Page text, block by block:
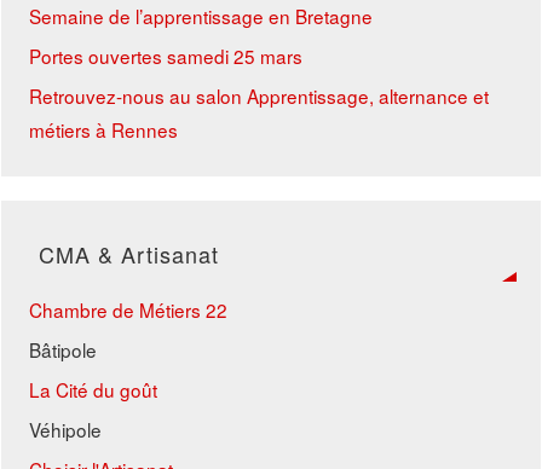
Semaine de l’apprentissage en Bretagne
Portes ouvertes samedi 25 mars
Retrouvez-nous au salon Apprentissage, alternance et
métiers à Rennes
CMA & Artisanat
Chambre de Métiers 22
Bâtipole
La Cité du goût
Véhipole